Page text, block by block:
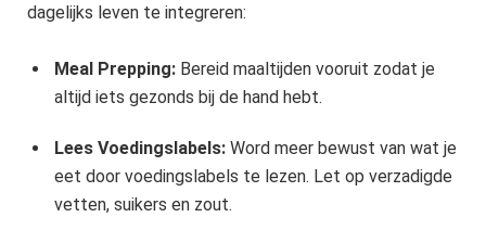
dagelijks leven te integreren:
Meal Prepping: Bereid maaltijden vooruit zodat je
altijd iets gezonds bij de hand hebt.
Lees Voedingslabels: Word meer bewust van wat je
eet door voedingslabels te lezen. Let op verzadigde
vetten, suikers en zout.